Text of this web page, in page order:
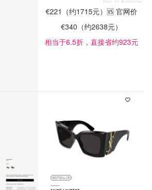
€221（约1715元）🆚 官网价
€340（约2638元）
相当于6.5折，直接省约923元